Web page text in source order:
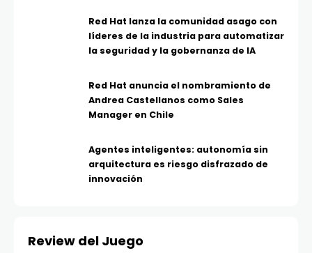
Red Hat lanza la comunidad asago con
líderes de la industria para automatizar
la seguridad y la gobernanza de IA
Red Hat anuncia el nombramiento de
Andrea Castellanos como Sales
Manager en Chile
Agentes inteligentes: autonomía sin
arquitectura es riesgo disfrazado de
innovación
Review del Juego